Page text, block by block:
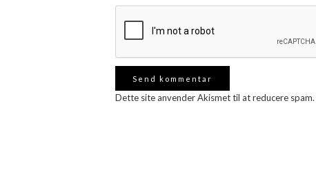
Dette site anvender Akismet til at reducere spam.